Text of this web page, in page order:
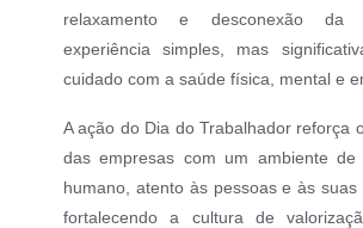
relaxamento e desconexão da
experiência simples, mas
cuidado com a saúde física, mental e
A ação do Dia do Trabalhador reforça
das empresas com um ambiente de
humano, atento às pessoas e às suas
fortalecendo a cultura de